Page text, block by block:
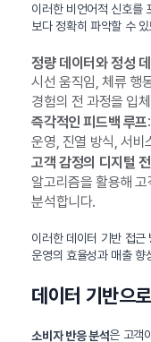
이러한 비언어적 신호를
보다 정확히 파악할 수
정량 데이터와 정성
시선 움직임, 체류 행
경험의 전 과정을 입
즉각적인 피드백 루프
운영, 진열 방식, 서비
고객 감정의 디지털
알고리즘을 활용해
분석합니다.
이러한 데이터 기반 접근
운영의 효율성과 매출 향
데이터 기반으
소비자 반응 분석은 고객